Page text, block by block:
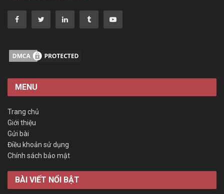
MENU
Trang chủ
Giới thiệu
Gửi bài
Điều khoản sử dụng
Chính sách bảo mật
BÀI VIẾT NỔI BẬT